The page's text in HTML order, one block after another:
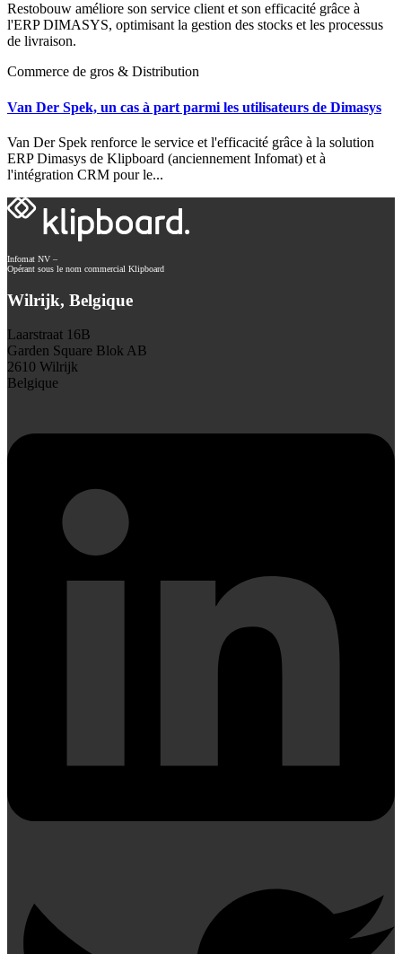
Restobouw améliore son service client et son efficacité grâce à
l'ERP DIMASYS, optimisant la gestion des stocks et les processus
de livraison.
Commerce de gros & Distribution
Van Der Spek, un cas à part parmi les utilisateurs de Dimasys
Van Der Spek renforce le service et l'efficacité grâce à la solution
ERP Dimasys de Klipboard (anciennement Infomat) et à
l'intégration CRM pour le...
Infomat NV –
Opérant sous le nom commercial Klipboard
Wilrijk, Belgique
Laarstraat 16B
Garden Square Blok AB
2610 Wilrijk
Belgique